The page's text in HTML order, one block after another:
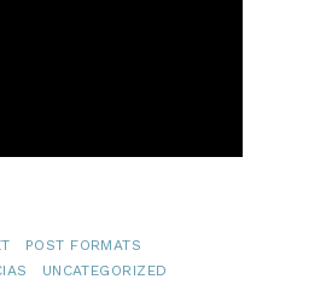
POST FORMATS
UNCATEGORIZED